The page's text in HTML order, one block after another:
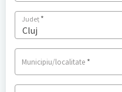
Județ *
Cluj
Municipiu/localitate *